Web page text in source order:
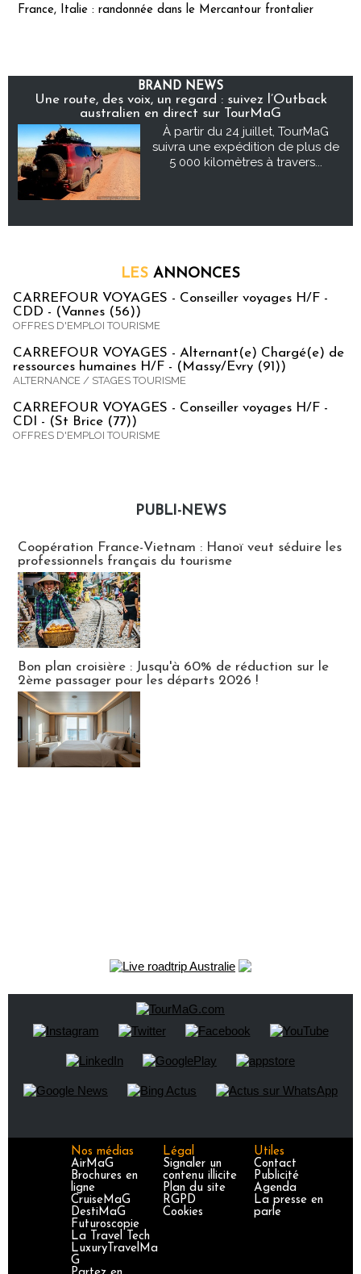
France, Italie : randonnée dans le Mercantour frontalier
BRAND NEWS
Une route, des voix, un regard : suivez l’Outback
australien en direct sur TourMaG
À partir du 24 juillet, TourMaG
suivra une expédition de plus de
5 000 kilomètres à travers...
LES ANNONCES
CARREFOUR VOYAGES - Conseiller voyages H/F -
CDD - (Vannes (56))
OFFRES D'EMPLOI TOURISME
CARREFOUR VOYAGES - Alternant(e) Chargé(e) de
ressources humaines H/F - (Massy/Evry (91))
ALTERNANCE / STAGES TOURISME
CARREFOUR VOYAGES - Conseiller voyages H/F -
CDI - (St Brice (77))
OFFRES D'EMPLOI TOURISME
PUBLI-NEWS
Coopération France-Vietnam : Hanoï veut séduire les
professionnels français du tourisme
Bon plan croisière : Jusqu'à 60% de réduction sur le
2ème passager pour les départs 2026 !
Nos médias
AirMaG
Brochures en
ligne
CruiseMaG
DestiMaG
Futuroscopie
La Travel Tech
LuxuryTravelMa
G
Légal
Signaler un
contenu illicite
Plan du site
RGPD
Cookies
Utiles
Contact
Publicité
Agenda
La presse en
parle